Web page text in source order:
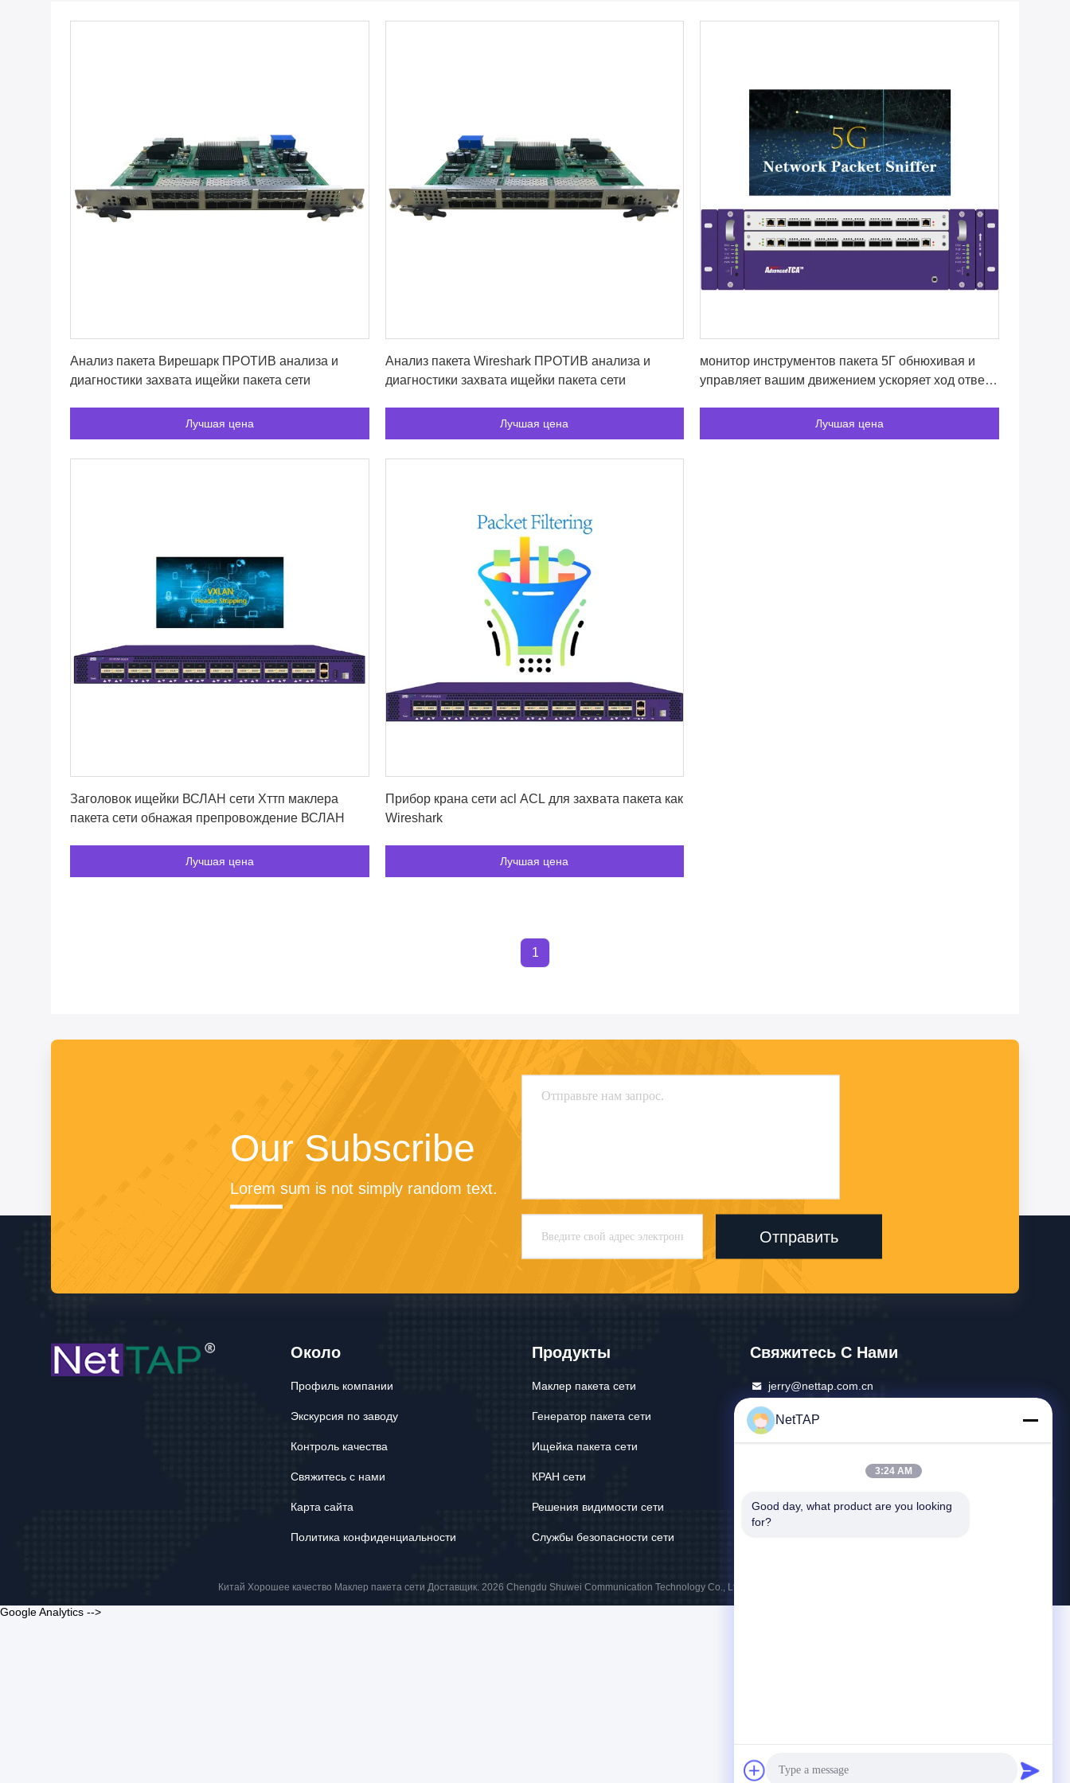
Анализ пакета Вирешарк ПРОТИВ анализа и
диагностики захвата ищейки пакета сети
Лучшая цена
Анализ пакета Wireshark ПРОТИВ анализа и
диагностики захвата ищейки пакета сети
Лучшая цена
монитор инструментов пакета 5Г обнюхивая и
управляет вашим движением ускоряет ход ответа
Лучшая цена
Заголовок ищейки ВСЛАН сети Хттп маклера
пакета сети обнажая препровождение ВСЛАН
Лучшая цена
Прибор крана сети acl ACL для захвата пакета как
Wireshark
Лучшая цена
1
Our Subscribe
Lorem sum is not simply random text.
Отправить
Около
Профиль компании
Экскурсия по заводу
Контроль качества
Свяжитесь с нами
Карта сайта
Политика конфиденциальности
Продукты
Маклер пакета сети
Генератор пакета сети
Ищейка пакета сети
КРАН сети
Решения видимости сети
Службы безопасности сети
Свяжитесь С Нами
jerry@nettap.com.cn
+86-028-84776105-606
2Ф, Г4 парка программного обеспечения
ТянФу, Чэнду, Китая.
Китай Хорошее качество Маклер пакета сети Доставщик. 2026 Chengdu Shuwei Communication Technology Co., Ltd. . Все права защищены.
Google Analytics -->
NetTAP
3:24 AM
Good day, what product are you looking
for?